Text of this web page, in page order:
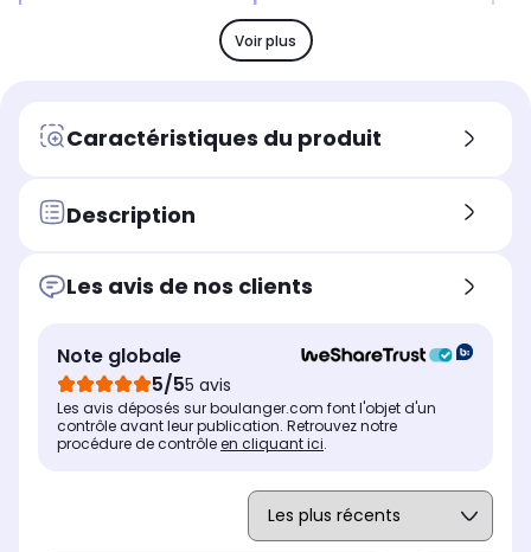
Enregistrement vidéo (film)
-
Photo par interpolation
Jusqu'à 3 Mégapixels
automatique)
Oui
Microphone intégré
Oui
Jusqu'à 3 Mégapixels
automatique)
Voir plus
Caractéristiques du produit
Description
Les avis de nos clients
Note globale
5/55 avis
Les avis déposés sur boulanger.com font l'objet d'un
contrôle avant leur publication. Retrouvez notre
procédure de contrôleen cliquant ici.